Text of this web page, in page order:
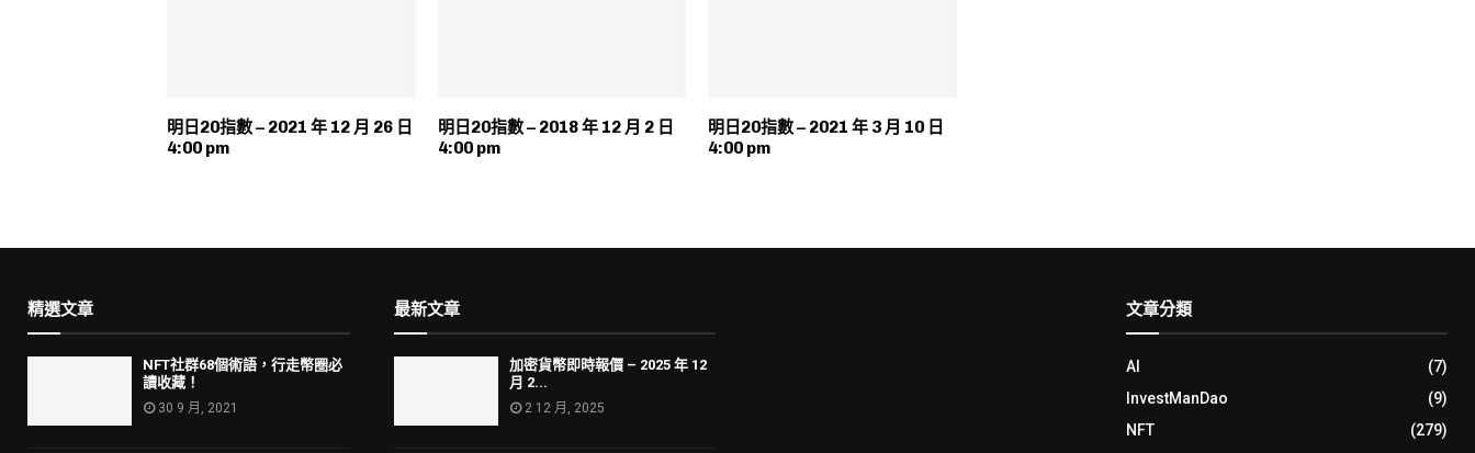
明日20指數 – 2021 年 12 月 26 日
4:00 pm
明日20指數 – 2018 年 12 月 2 日
4:00 pm
明日20指數 – 2021 年 3 月 10 日
4:00 pm
精選文章
NFT社群68個術語，行走幣圈必
讀收藏！
30 9 月, 2021
最新文章
加密貨幣即時報價 – 2025 年 12
月 2...
2 12 月, 2025
文章分類
AI
(7)
InvestManDao
(9)
NFT
(279)